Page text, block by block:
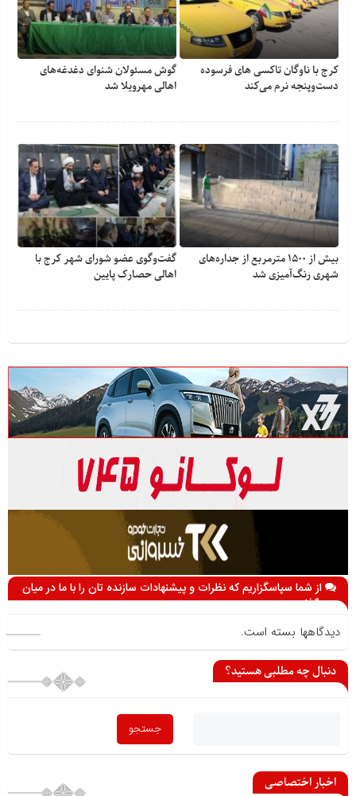
کرج با ناوگان تاکسی های فرسوده
دست‌وپنجه نرم می‌کند
گوش مسئولان شنوای دغدغه‎‌های
اهالی مهرویلا شد
بیش از ۱۵۰۰ مترمربع از جداره‌های
شهری رنگ‌آمیزی شد
گفت‌وگوی عضو شورای شهر کرج با
اهالی حصارک پایین
از شما سپاسگزاریم که نظرات و پیشنهادات سازنده تان را با ما در میان
می گذارید
دیدگاهها بسته است.
دنبال چه مطلبی هستید؟
اخبار اختصاصی